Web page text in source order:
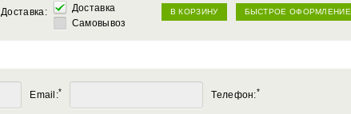
Доставка:
Доставка
Самовывоз
В КОРЗИНУ БЫСТРОЕ ОФОРМЛЕНИЕ
Email:* Телефон:*